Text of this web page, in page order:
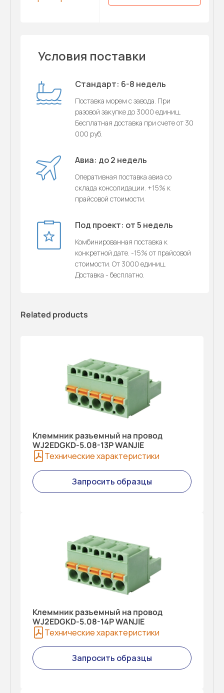
Условия поставки
Стандарт: 6-8 недель
Поставка морем с завода. При
разовой закупке до 3000 единиц.
Бесплатная доставка при счете от 30
000 руб.
Авиа: до 2 недель
Оперативная поставка авиа со
склада консолидации. +15% к
прайсовой стоимости.
Под проект: от 5 недель
Комбинированная поставка к
конкретной дате. -15% от прайсовой
стоимости. От 3000 единиц.
Доставка - бесплатно.
Related products
Клеммник разъемный на провод
WJ2EDGKD-5.08-13P WANJIE
Технические характеристики
Запросить образцы
Клеммник разъемный на провод
WJ2EDGKD-5.08-14P WANJIE
Технические характеристики
Запросить образцы